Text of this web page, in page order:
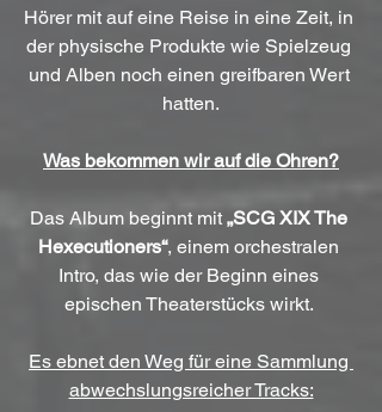
Hörer mit auf eine Reise in eine Zeit, in
der physische Produkte wie Spielzeug
und Alben noch einen greifbaren Wert
hatten.
Was bekommen wir auf die Ohren?
Das Album beginnt mit „SCG XIX The
Hexecutioners“, einem orchestralen
Intro, das wie der Beginn eines
epischen Theaterstücks wirkt.
Es ebnet den Weg für eine Sammlung
abwechslungsreicher Tracks: